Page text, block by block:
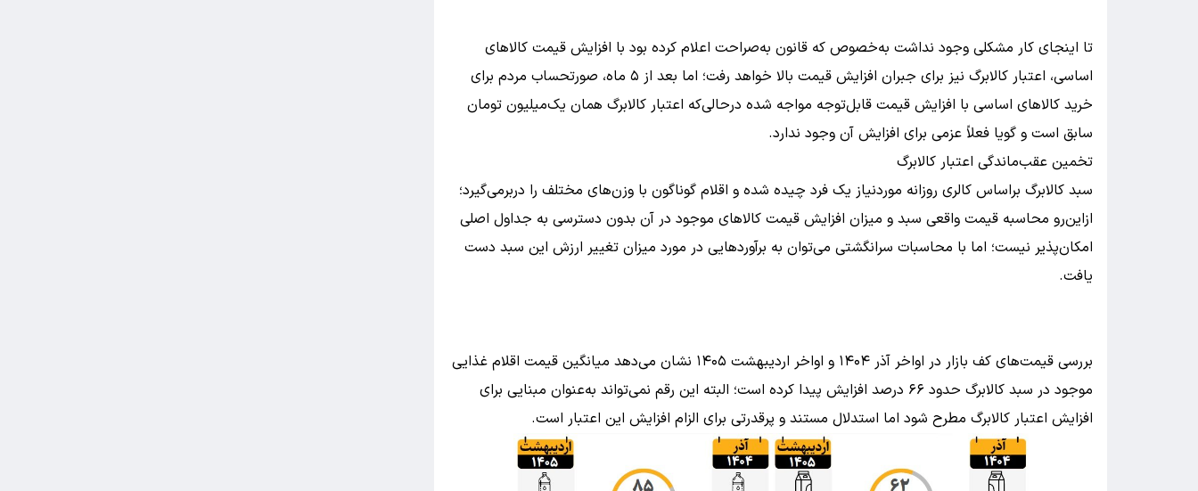
تا اینجای کار مشکلی وجود نداشت به‌خصوص که قانون به‌صراحت اعلام کرده بود با افزایش قیمت کالاهای
اساسی، اعتبار کالابرگ نیز برای جبران افزایش قیمت بالا خواهد رفت؛ اما بعد از ۵ ماه، صورتحساب مردم برای
خرید کالاهای اساسی با افزایش قیمت قابل‌توجه مواجه شده درحالی‌که اعتبار کالابرگ همان یک‌میلیون تومان
سابق است و گویا فعلاً عزمی برای افزایش آن وجود ندارد.
تخمین عقب‌ماندگی اعتبار کالابرگ
سبد کالابرگ براساس کالری روزانه موردنیاز یک فرد چیده شده و اقلام گوناگون با وزن‌های مختلف را دربرمی‌گیرد؛
ازاین‌رو محاسبه قیمت واقعی سبد و میزان افزایش قیمت کالاهای موجود در آن بدون دسترسی به جداول اصلی
امکان‌پذیر نیست؛ اما با محاسبات سرانگشتی می‌توان به برآوردهایی در مورد میزان تغییر ارزش این سبد دست
یافت.
بررسی قیمت‌های کف بازار در اواخر آذر ۱۴۰۴ و اواخر اردیبهشت ۱۴۰۵ نشان می‌دهد میانگین قیمت اقلام غذایی
موجود در سبد کالابرگ حدود ۶۶ درصد افزایش پیدا کرده است؛ البته این رقم نمی‌تواند به‌عنوان مبنایی برای
افزایش اعتبار کالابرگ مطرح شود اما استدلال مستند و پرقدرتی برای الزام افزایش این اعتبار است.